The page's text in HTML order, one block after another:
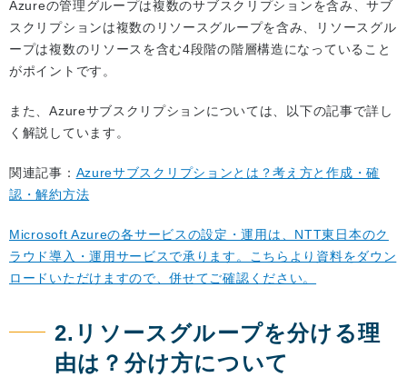
Azureの管理グループは複数のサブスクリプションを含み、サブ
スクリプションは複数のリソースグループを含み、リソースグル
ープは複数のリソースを含む4段階の階層構造になっていること
がポイントです。
また、Azureサブスクリプションについては、以下の記事で詳し
く解説しています。
関連記事： Azureサブスクリプションとは？考え方と作成・確
認・解約方法
Microsoft Azureの各サービスの設定・運用は、NTT東日本のク
ラウド導入・運用サービスで承ります。こちらより資料をダウン
ロードいただけますので、併せてご確認ください。
2.リソースグループを分ける理
由は？分け方について